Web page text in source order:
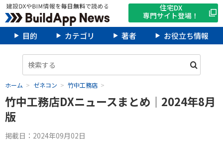
住宅DX
専門サイト登場！
目的 カテゴリ 著者 お役立ち情報
ホーム ゼネコン 竹中工務店
竹中工務店DXニュースまとめ｜2024年8月
版
掲載日： 2024年09月02日